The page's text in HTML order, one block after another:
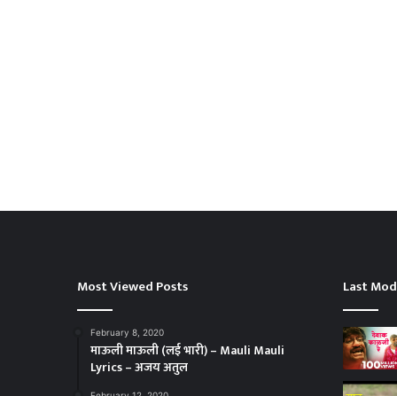
Most Viewed Posts
February 8, 2020
माऊली माऊली (लई भारी) – Mauli Mauli
Lyrics – अजय अतुल
Last